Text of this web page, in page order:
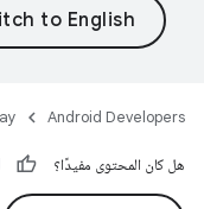
Android Developers
هل كان المحتوى مفيدًا؟